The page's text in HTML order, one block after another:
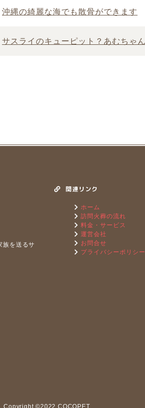
沖縄の綺麗な海でも散骨ができます
サスライのキューピット？あむちゃん
族を送るサ
関連リンク
ホーム
訪問火葬の流れ
料金・サービス
運営会社
お問合せ
プライバシーポリシー
Copyright ©2022 COCOPET